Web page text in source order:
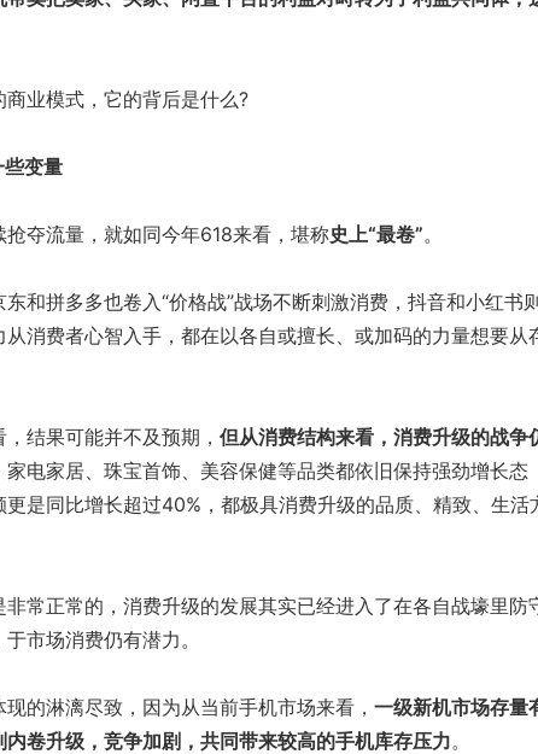
业模式，它的背后是什么?
变量
夺流量，就如同今年618来看，堪称史上“最卷”。
拼多多也卷入“价格战”战场不断刺激消费，抖音和小红书
消费者心智入手，都在以各自或擅长、或加码的力量想要从
结果可能并不及预期， 但从消费结构来看，消费升级的战争
电家居、珠宝首饰、美容保健等品类都依旧保持强劲增长态
是同比增长超过40%，都极具消费升级的品质、精致、生活
正常的，消费升级的发展其实已经进入了在各自战壕里防
市场消费仍有潜力。
淋漓尽致，因为从当前手机市场来看， 一级新机市场存量
卷升级，竞争加剧，共同带来较高的手机库存压力。